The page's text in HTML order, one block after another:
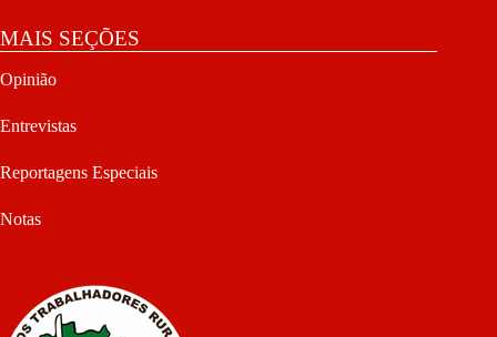
MAIS SEÇÕES
Opinião
Entrevistas
Reportagens Especiais
Notas